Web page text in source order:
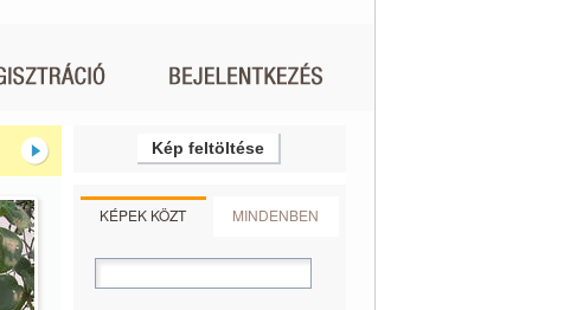
Kép feltöltése
KÉPEK KÖZT MINDENBEN